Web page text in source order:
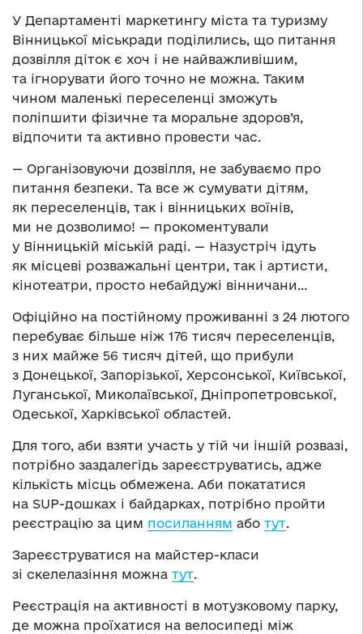
У Департаменті маркетингу міста та туризму
Вінницької міськради поділились, що питання
дозвілля діток є хоч і не найважливішим,
та ігнорувати його точно не можна. Таким
чином маленькі переселенці зможуть
поліпшити фізичне та моральне здоров’я,
відпочити та активно провести час.
— Організовуючи дозвілля, не забуваємо про
питання безпеки. Та все ж сумувати дітям,
як переселенців, так і вінницьких воїнів,
ми не дозволимо! — прокоментували
у Вінницькій міській раді. — Назустріч ідуть
як місцеві розважальні центри, так і артисти,
кінотеатри, просто небайдужі вінничани…
Офіційно на постійному проживанні з 24 лютого
перебуває більше ніж 176 тисяч переселенців,
з них майже 56 тисяч дітей, що прибули
з Донецької, Запорізької, Херсонської, Київської,
Луганської, Миколаївської, Дніпропетровської,
Одеської, Харківської областей.
Для того, аби взяти участь у тій чи іншій розвазі,
потрібно заздалегідь зареєструватись, адже
кількість місць обмежена. Аби покататися
на SUP-дошках і байдарках, потрібно пройти
реєстрацію за цим посиланням або тут.
Зареєструватися на майстер-класи
зі скелелазіння можна тут.
Реєстрація на активності в мотузковому парку,
де можна проїхатися на велосипеді між